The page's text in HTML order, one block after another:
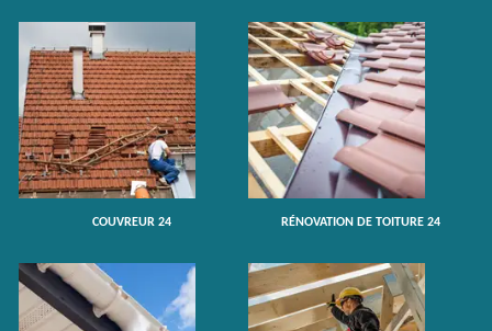
COUVREUR 24 RÉNOVATION DE TOITURE 24